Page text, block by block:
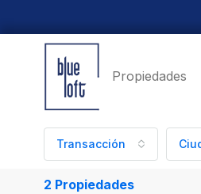
Propiedades
Transacción
2 Propiedades